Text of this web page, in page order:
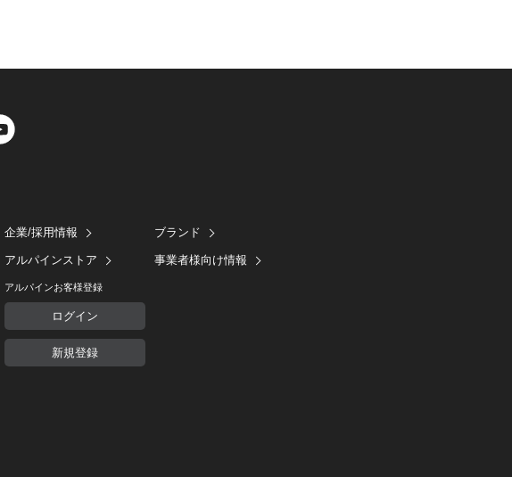
企業/採用情報
アルパインストア
アルパインお客様登録
ログイン
新規登録
ブランド
事業者様向け情報